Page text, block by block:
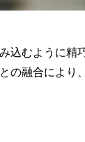
込むように精
の融合により